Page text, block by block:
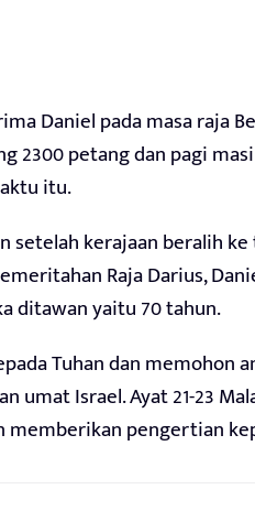
Daniel pada masa raja
2300 petang dan pagi
itu.
setelah kerajaan beralih
Raja Darius,
ditawan yaitu 70 tahun.
Tuhan dan memohon
umat Israel. Ayat 21-23
memberikan pengertian